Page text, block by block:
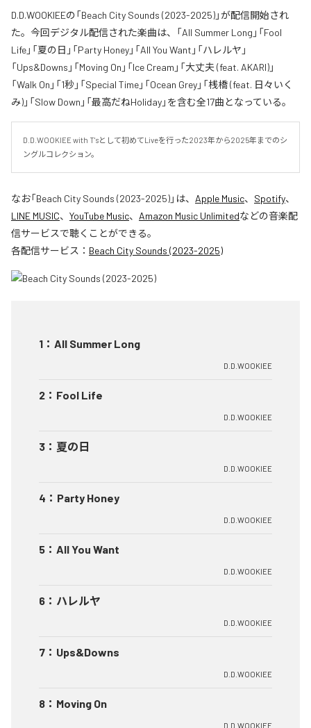
D.D.WOOKIEEの「Beach City Sounds (2023-2025)」が配信開始され
た。今回デジタル配信された楽曲は、「All Summer Long」「Fool
Life」「夏の日」「Party Honey」「All You Want」「ハレルヤ」
「Ups&Downs」「Moving On」「Ice Cream」「大丈夫 (feat. AKARI)」
「Walk On」「1秒」「Special Time」「Ocean Grey」「桟橋 (feat. 日々いく
み)」「Slow Down」「最高だねHoliday」を含む全17曲となっている。
D.D.WOOKIEE with T'sとして初めてLiveを行った2023年から2025年までのシ
ングルコレクション。
なお「Beach City Sounds (2023-2025)」は、 Apple Music、 Spotify、
LINE MUSIC、 YouTube Music、 Amazon Music Unlimitedなどの音楽配
信サービスで聴くことができる。
各配信サービス： Beach City Sounds (2023-2025)
1 ： All Summer Long
D.D.WOOKIEE
2 ： Fool Life
D.D.WOOKIEE
3 ： 夏の日
D.D.WOOKIEE
4 ： Party Honey
D.D.WOOKIEE
5 ： All You Want
D.D.WOOKIEE
6 ： ハレルヤ
D.D.WOOKIEE
7 ： Ups&Downs
D.D.WOOKIEE
8 ： Moving On
D.D.WOOKIEE